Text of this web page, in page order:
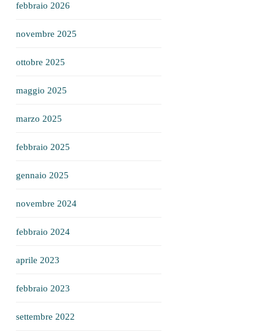
febbraio 2026
novembre 2025
ottobre 2025
maggio 2025
marzo 2025
febbraio 2025
gennaio 2025
novembre 2024
febbraio 2024
aprile 2023
febbraio 2023
settembre 2022